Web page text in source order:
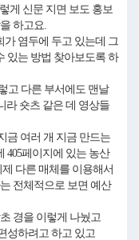
게 신문 지면 보도 홍보
하고요.
가 염두에 두고 있는데 그
있는 방법 찾아보도록 하
고 다른 부서에도 맨날
라 숏츠 같은 데 영상들
금 여러 개 지금 만드는
405페이지에 있는 농산
다른 매체를 이용해서
전체적으로 보면 예산
경을 이렇게 나눴고
성하려고 하고 있고